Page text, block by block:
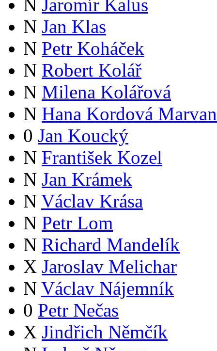
N Jaromír Kalus
N Jan Klas
N Petr Koháček
N Robert Kolář
N Milena Kolářová
N Hana Kordová
0 Jan Koucký
N František Kozel
N Jan Krámek
N Václav Krása
N Petr Lom
N Richard Mandelík
X Jaroslav Melichar
N Václav Nájemník
0 Petr Nečas
X Jindřich Němčík